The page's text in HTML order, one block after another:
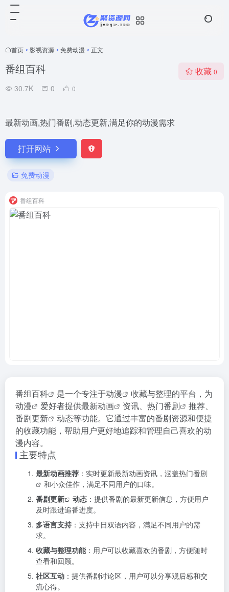
首页 • 影视资源 • 免费动漫 • 正文
番组百科
30.7K 0 0
收藏 0
最新动画,热门番剧,动态更新,满足你的动漫需求
打开网站
免费动漫
番组百科
番组百科 是一个专注于动漫
收藏与整理的平台，为
动漫
爱好者提供最新动画 资讯、 热门番剧
推荐、
番剧更新
动态等功能。它通过丰富的番剧资源和便捷
的收藏功能，帮助用户更好地追踪和管理自己喜欢的动
漫内容。
主要特点
最新动画推荐 ：实时更新最新动画资讯，涵盖热门番剧
和小众佳作，满足不同用户的口味。
番剧更新
动态 ：提供番剧的最新更新信息，方便用户
及时跟进追番进度。
多语言支持 ：支持中日双语内容，满足不同用户的需
求。
收藏与整理功能：用户可以收藏喜欢的番剧，方便随时
查看和回顾。
社区互动 ：提供番剧讨论区，用户可以分享观后感和交
流心得。